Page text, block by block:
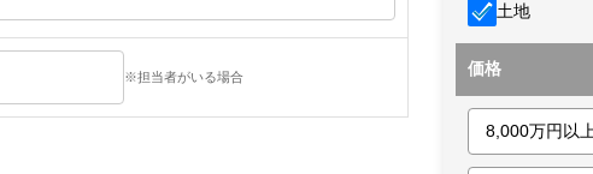
※担当者がいる場合
土地
価格